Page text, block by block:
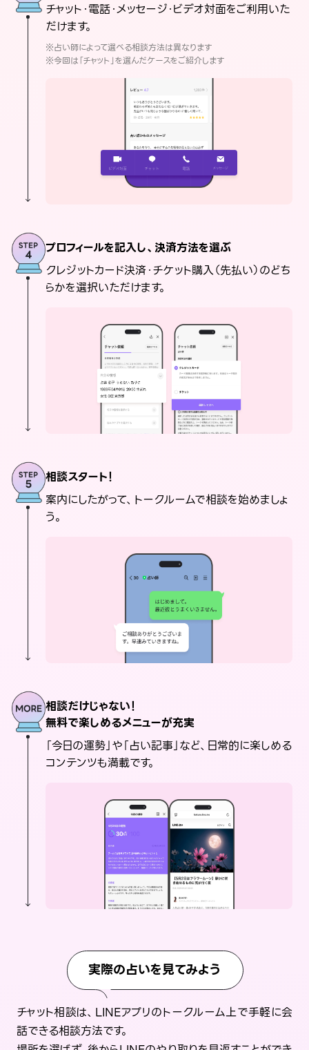
チャット・電話・メッセージ・ビデオ対面をご利用いた
だけます。
※占い師によって選べる相談方法は異なります
※今回は「チャット」を選んだケースをご紹介します
プロフィールを記入し、決済方法を選ぶ
クレジットカード決済・チケット購入（先払い）のどち
らかを選択いただけます。
相談スタート！
案内にしたがって、トークルームで相談を始めましょ
う。
相談だけじゃない！
無料で楽しめるメニューが充実
「今日の運勢」や「占い記事」など、日常的に楽しめる
コンテンツも満載です。
実際の占いを見てみよう
チャット相談は、LINEアプリのトークルーム上で手軽に会
話できる相談方法です。